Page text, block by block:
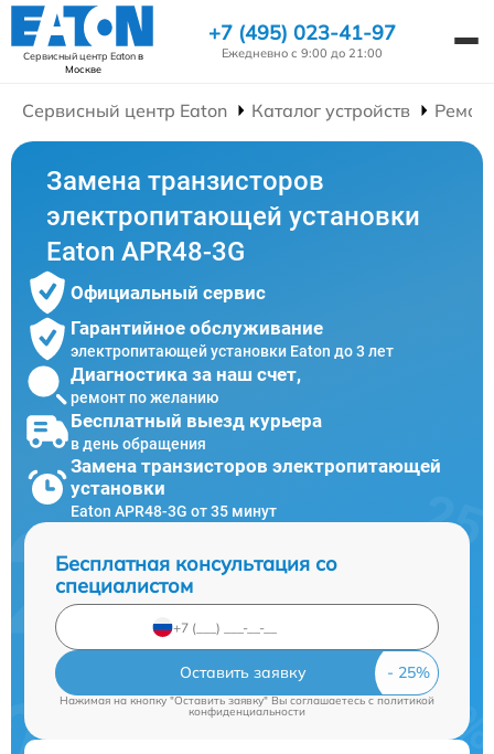
Сервисный центр Eatonв
Москве
+7 (495) 023-41-97
Ежедневно с 9:00 до 21:00
Сервисный центр Eaton Каталог устройств
Замена транзисторов
электропитающей установки
Eaton APR48-3G
Официальный сервис
Гарантийное обслуживание
электропитающей установки Eaton до 3 лет
Диагностика за наш счет,
ремонт по желанию
Бесплатный выезд курьера
в день обращения
Замена транзисторов электропитающей
установки
Eaton APR48-3G от 35 минут
Бесплатная консультация со
специалистом
Оставить заявку
Нажимая на кнопку "Оставить заявку" Вы соглашаетесь cполитикой
конфиденциальности